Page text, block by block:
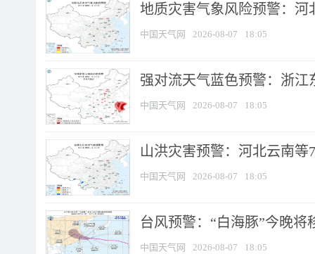
地质灾害气象风险预警：河
中国天气网 2026-08-07 18:05
强对流天气蓝色预警：浙江
中国天气网 2026-08-07 18:05
山洪灾害预警：河北云南
中国天气网 2026-08-07 18:05
台风预警：“白海豚”今晚将
中国天气网 2026-08-07 18:05